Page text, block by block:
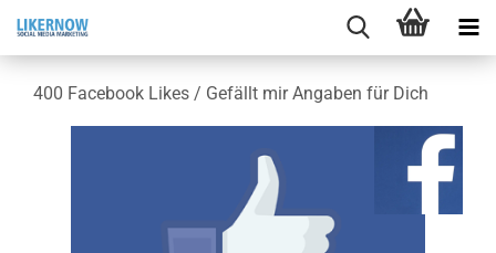
400 Face­book Likes / Ge­fällt mir An­ga­ben für Dich